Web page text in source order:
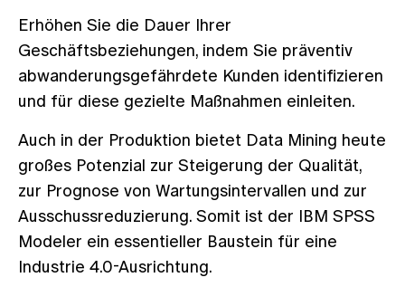
Erhöhen Sie die Dauer Ihrer
Geschäftsbeziehungen, indem Sie präventiv
abwanderungsgefährdete Kunden identifizieren
und für diese gezielte Maßnahmen einleiten.
Auch in der Produktion bietet Data Mining heute
großes Potenzial zur Steigerung der Qualität,
zur Prognose von Wartungsintervallen und zur
Ausschussreduzierung. Somit ist der IBM SPSS
Modeler ein essentieller Baustein für eine
Industrie 4.0-Ausrichtung.